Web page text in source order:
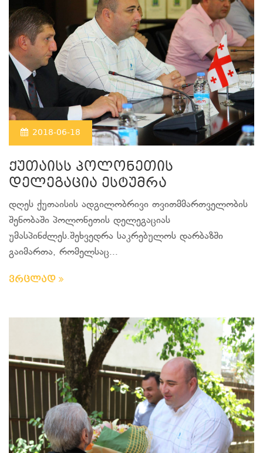
2018-06-18
ქუთაისს პოლონეთის
დელეგაცია ესტუმრა
დღეს ქუთაისის ადგილობრივი თვითმმართველობის
შენობაში პოლონეთის დელეგაციას
უმასპინძლეს.შეხვედრა საკრებულოს დარბაზში
გაიმართა, რომელსაც...
ვრცლად